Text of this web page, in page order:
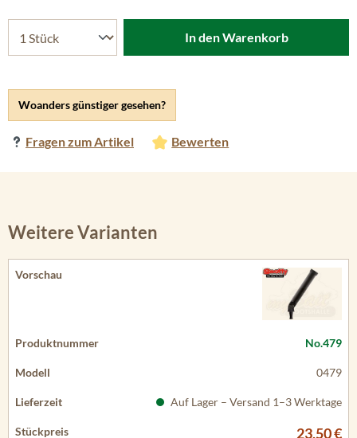
Woanders günstiger gesehen?
Fragen zum Artikel Bewerten
In den Warenkorb
Weitere Varianten
No.479
0479
Auf Lager – Versand 1–3 Werktage
23,50 €